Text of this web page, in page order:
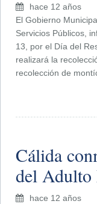
hace 12 años
El Gobierno
Servicios Públicos,
13, por el Día del
realizará la
recolección de
Cálida
del Adulto
hace 12 años